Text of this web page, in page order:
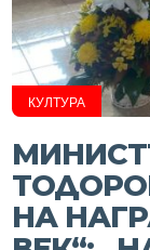
КУЛТУРА
НА